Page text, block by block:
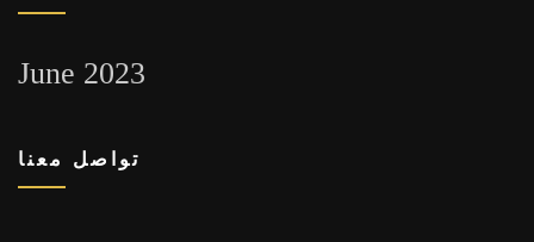
June 2023
تواصل معنا